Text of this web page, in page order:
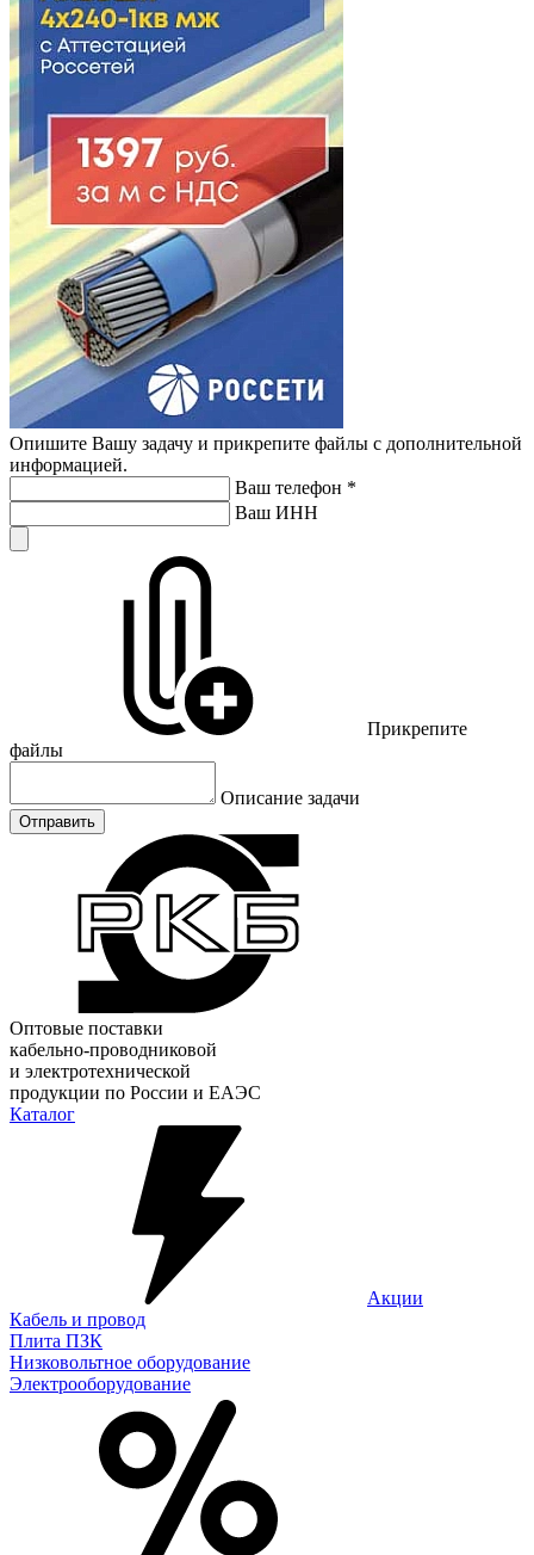
Опишите Вашу задачу и прикрепите файлы с дополнительной
информацией.
Ваш телефон *
Ваш ИНН
Прикрепите
файлы
Описание задачи
Отправить
Оптовые поставки
кабельно-проводниковой
и электротехнической
продукции по России и ЕАЭС
Каталог
Акции
Кабель и провод
Плита ПЗК
Низковольтное оборудование
Электрооборудование